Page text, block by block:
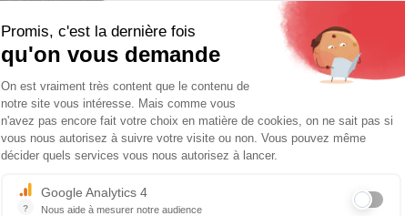
Promis, c'est la dernière fois
qu'on vous demande
Plateforme de Gestion du
On est vraiment très content que le contenu de
notre site vous intéresse. Mais comme vous
n'avez pas encore fait votre choix en matière de cookies, on ne sait pas si
vous nous autorisez à suivre votre visite ou non. Vous pouvez même
décider quels services vous nous autorisez à lancer.
?
Google Analytics 4
Nous aide à mesurer notre audience
Axeptio consent